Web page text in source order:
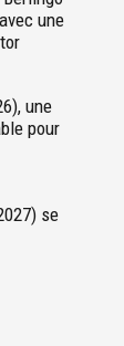
une
une
pour
se